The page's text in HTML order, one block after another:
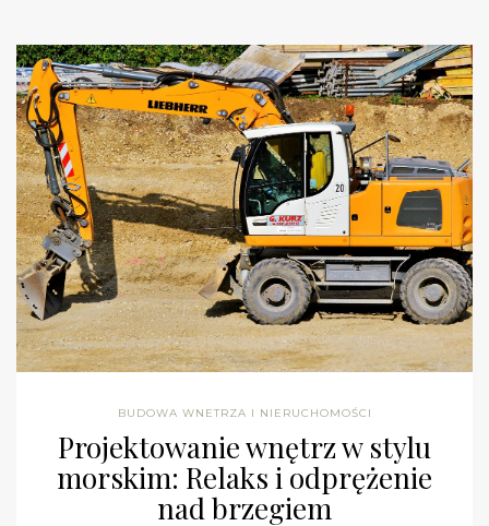
BUDOWA WNETRZA I NIERUCHOMOŚCI
Projektowanie wnętrz w stylu
morskim: Relaks i odprężenie
nad brzegiem